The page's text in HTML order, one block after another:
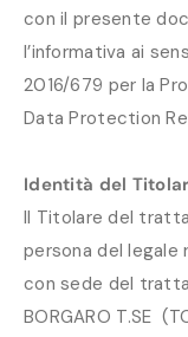
con il presente
l’informativa ai
2016/679 per la
Data Protection
Identità del
Il Titolare del
persona del legale
con sede del
BORGARO T.SE